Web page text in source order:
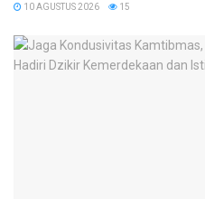
10 AGUSTUS 2026 15